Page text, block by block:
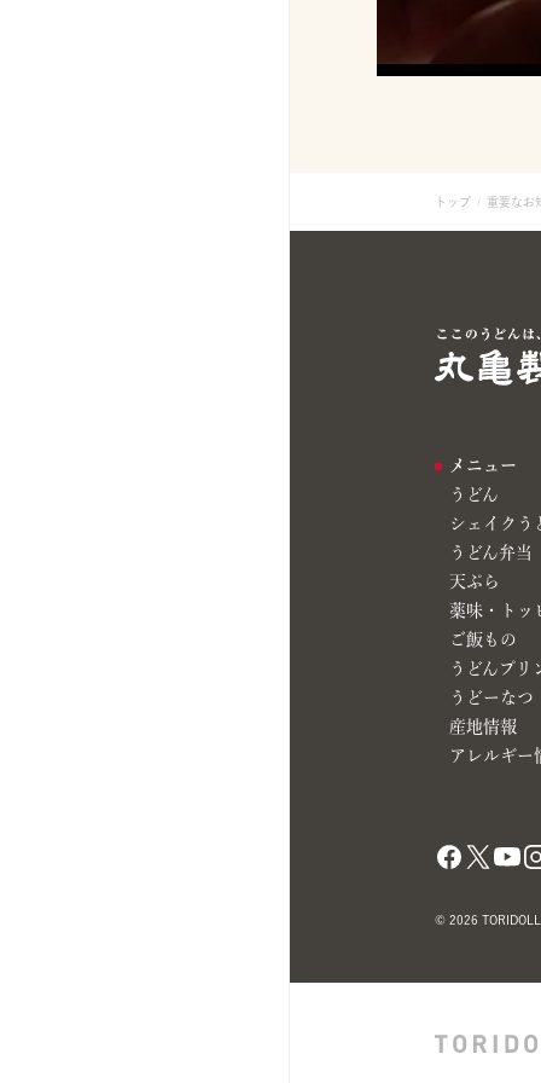
トップ 重要なお
メニュー
うどん
シェイクう
うどん弁当
天ぷら
薬味・トッ
ご飯もの
うどんプリ
うどーなつ
産地情報
アレルギー
© 2026